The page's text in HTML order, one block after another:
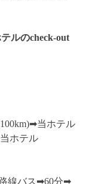
ルのcheck-out
当ホテル
ホテル
線バス➡︎60分➡︎